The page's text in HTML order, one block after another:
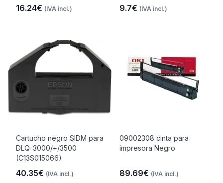
16.24€ (IVA incl.) 9.7€ (IVA incl.)
Cartucho negro SIDM para
DLQ-3000/+/3500
(C13S015066)
40.35€ (IVA incl.)
09002308 cinta para
impresora Negro
89.69€ (IVA incl.)